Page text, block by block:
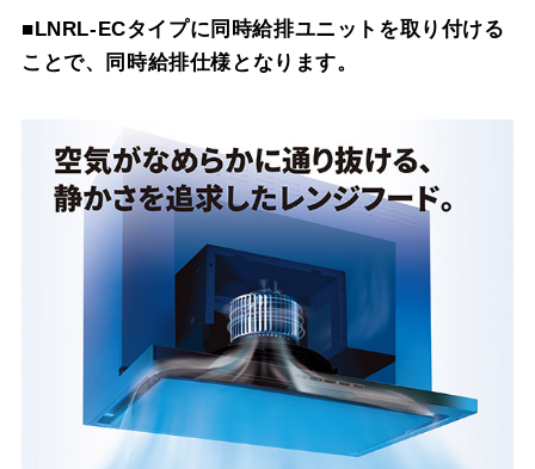
LNRL-7665 BK ¥54,120（税抜価格 ￥
スクロールできます
■LNRL-ECタイプに同時給排ユニットを取り付ける
ことで、同時給排仕様となります。